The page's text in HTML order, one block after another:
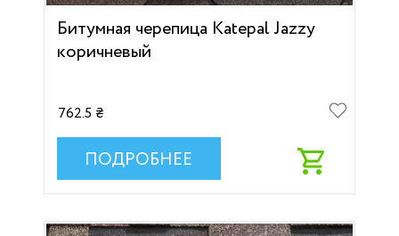
Битумная черепица Katepal Jazzy
коричневый
762.5 ₴
ПОДРОБНЕЕ